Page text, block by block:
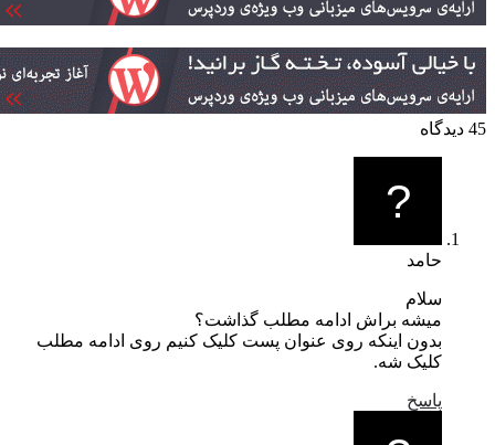
میشه براش ادامه مطلب گذاشت؟
بدون اینکه روی عنوان پست کلیک کنیم روی ادامه مطلب
کلیک شه.